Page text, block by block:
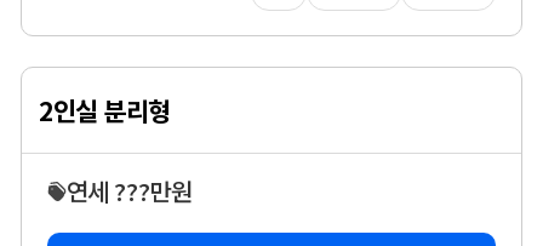
2인실 분리형
연세 ???만원